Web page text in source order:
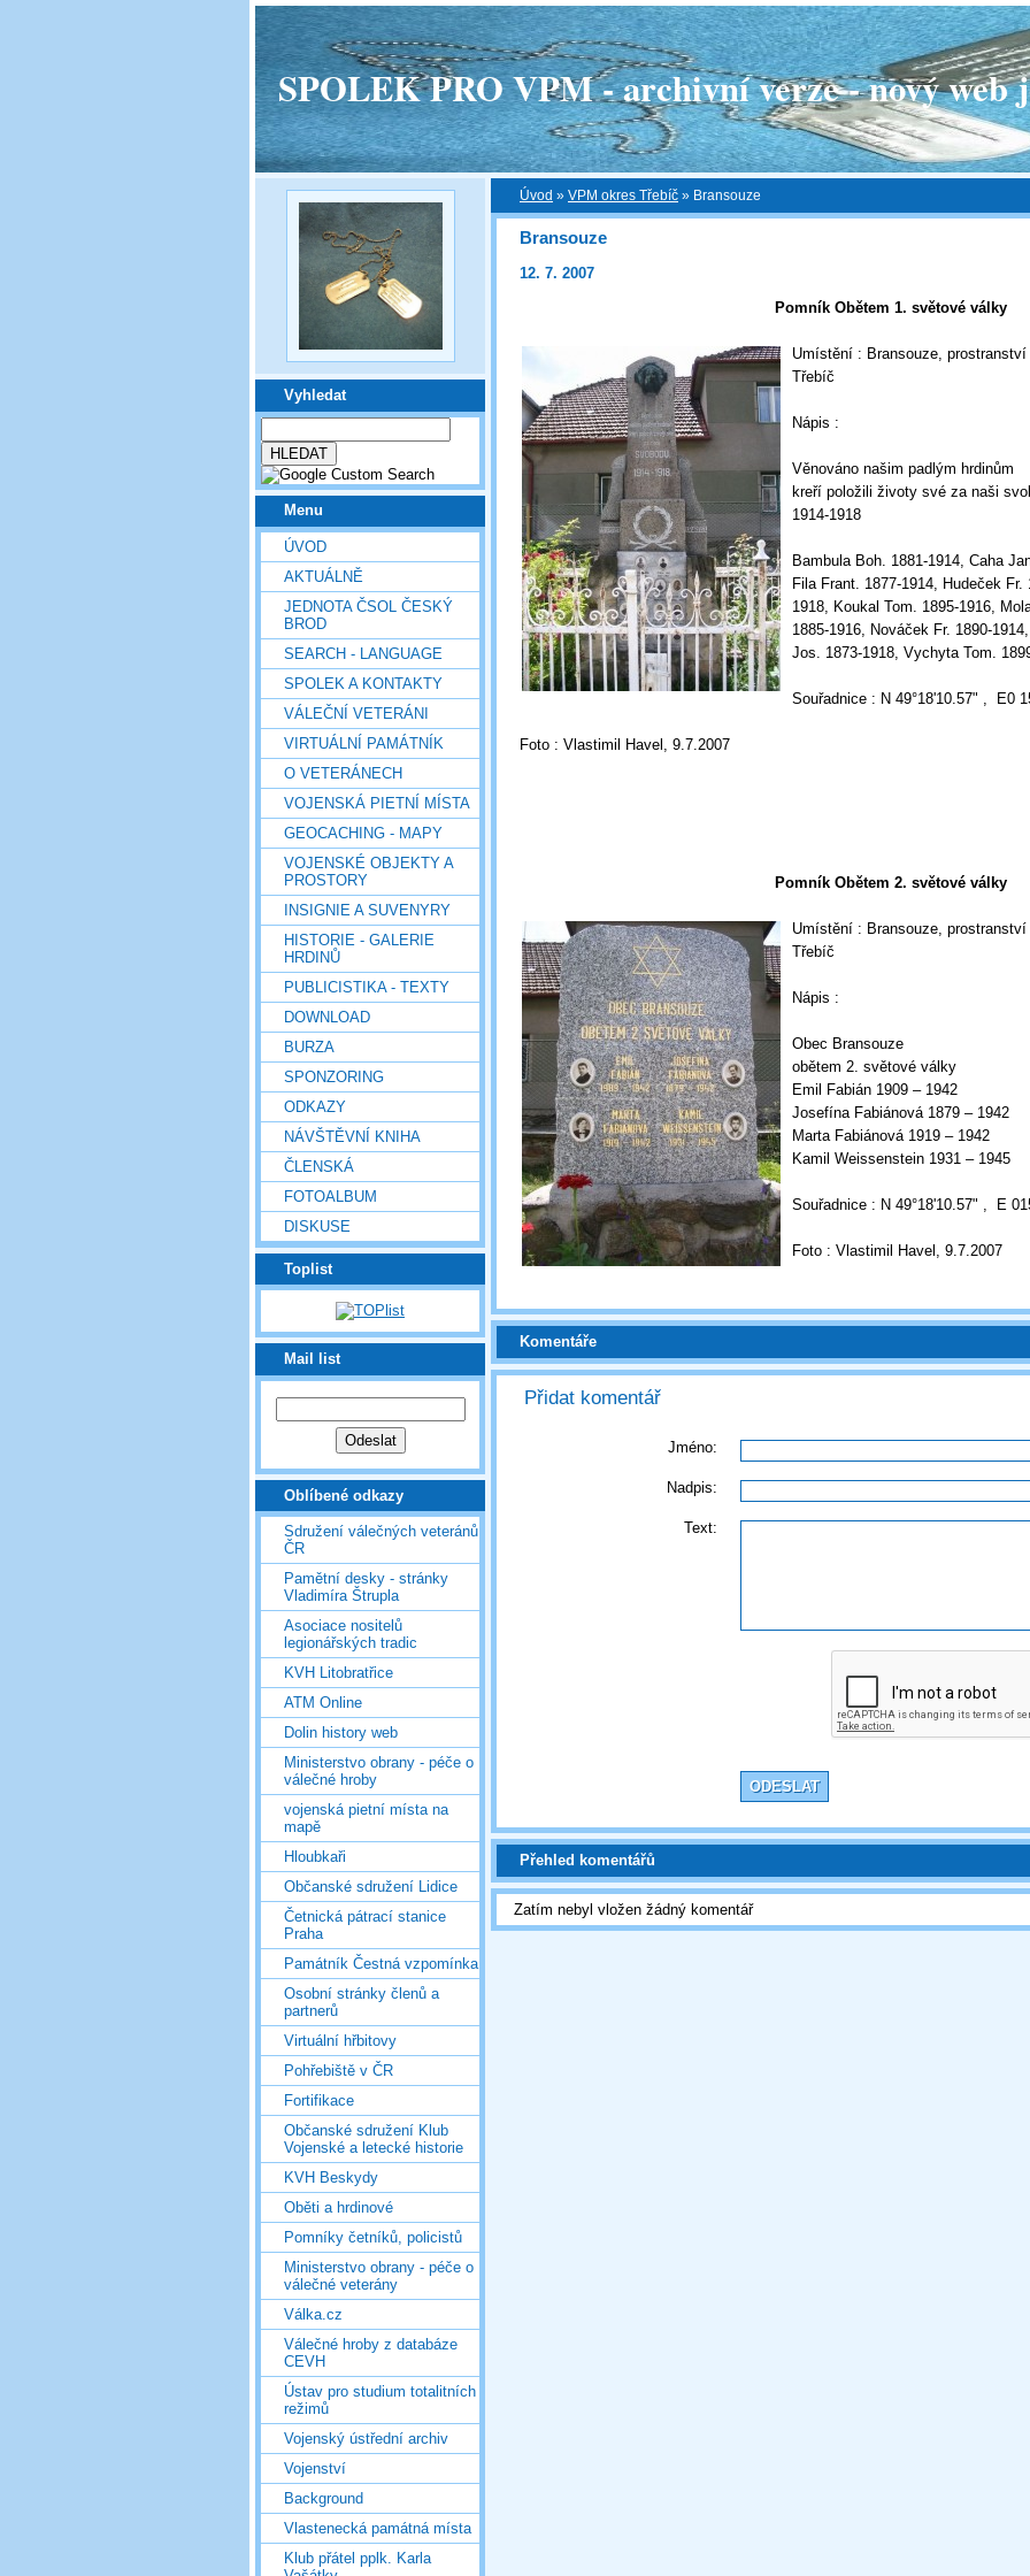
SPOLEK PRO VPM - archivní verze - nový web
Vyhledat
Menu
ÚVOD
AKTUÁLNĚ
JEDNOTA ČSOL ČESKÝ
BROD
SEARCH - LANGUAGE
SPOLEK A KONTAKTY
VÁLEČNÍ VETERÁNI
VIRTUÁLNÍ PAMÁTNÍK
O VETERÁNECH
VOJENSKÁ PIETNÍ MÍSTA
GEOCACHING - MAPY
VOJENSKÉ OBJEKTY A
PROSTORY
INSIGNIE A SUVENYRY
HISTORIE - GALERIE
HRDINŮ
PUBLICISTIKA - TEXTY
DOWNLOAD
BURZA
SPONZORING
ODKAZY
NÁVŠTĚVNÍ KNIHA
ČLENSKÁ
FOTOALBUM
DISKUSE
Toplist
Mail list
Oblíbené odkazy
Sdružení válečných veteránů
ČR
Pamětní desky - stránky
Vladimíra Štrupla
Asociace nositelů
legionářských tradic
KVH Litobratřice
ATM Online
Dolin history web
Ministerstvo obrany - péče o
válečné hroby
vojenská pietní místa na
mapě
Hloubkaři
Občanské sdružení Lidice
Četnická pátrací stanice
Praha
Památník Čestná vzpomínka
Osobní stránky členů a
partnerů
Virtuální hřbitovy
Pohřebiště v ČR
Fortifikace
Občanské sdružení Klub
Vojenské a letecké historie
KVH Beskydy
Oběti a hrdinové
Pomníky četníků, policistů
Ministerstvo obrany - péče o
válečné veterány
Válka.cz
Válečné hroby z databáze
CEVH
Ústav pro studium totalitních
režimů
Vojenský ústřední archiv
Vojenství
Background
Vlastenecká památná místa
Klub přátel pplk. Karla
Úvod » VPM okres Třebíč » Bransouze
Bransouze
12. 7. 2007
Pomník Obětem 1. světové války
Umístění : Bransouze,
Třebíč
Nápis :
Věnováno našim padlým hrdinům
kreří položili životy své za naši
1914-1918
Bambula Boh. 1881-1914, Caha
Fila Frant. 1877-1914, Hudeček
1918, Koukal Tom. 1895-1916,
1885-1916, Nováček Fr. 1890-
Jos. 1873-1918, Vychyta Tom.
Souřadnice : N 49°18'10.57" , E0
Foto : Vlastimil Havel, 9.7.2007
Pomník Obětem 2. světové války
Umístění : Bransouze,
Třebíč
Nápis :
Obec Bransouze
obětem 2. světové války
Emil Fabián 1909 – 1942
Josefína Fabiánová 1879 – 1942
Marta Fabiánová 1919 – 1942
Kamil Weissenstein 1931 – 1945
Souřadnice : N 49°18'10.57" , E
Foto : Vlastimil Havel, 9.7.2007
Komentáře
Přidat komentář
Jméno:
Nadpis:
Text:
Přehled komentářů
Zatím nebyl vložen žádný komentář